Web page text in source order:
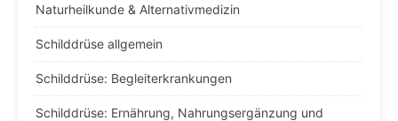
Naturheilkunde & Alternativmedizin
Schilddrüse allgemein
Schilddrüse: Begleiterkrankungen
Schilddrüse: Ernährung, Nahrungsergänzung und